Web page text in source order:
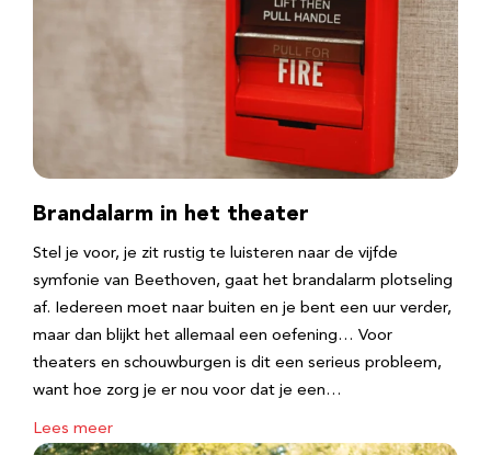
Brandalarm in het theater
Stel je voor, je zit rustig te luisteren naar de vijfde
symfonie van Beethoven, gaat het brandalarm plotseling
af. Iedereen moet naar buiten en je bent een uur verder,
maar dan blijkt het allemaal een oefening… Voor
theaters en schouwburgen is dit een serieus probleem,
want hoe zorg je er nou voor dat je een…
Lees meer